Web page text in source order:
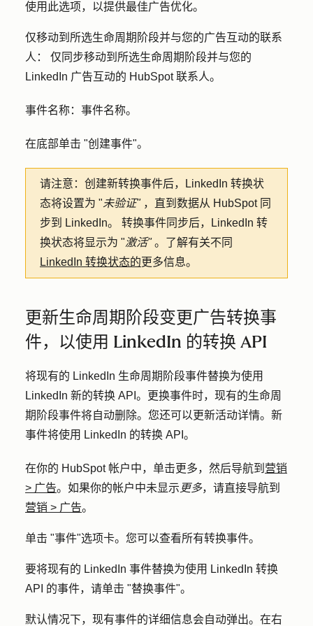
使用此选项，以提供最佳广告优化。
仅移动到所选生命周期阶段并与您的广告互动的联系
人： 仅同步移动到所选生命周期阶段并与您的
LinkedIn 广告互动的 HubSpot 联系人。
事件名称： 事件名称。
在底部单击 "创建事件"。
请注意： 创建新转换事件后，LinkedIn 转换状
态将设置为 "未验证" ，直到数据从 HubSpot 同
步到 LinkedIn。 转换事件同步后，LinkedIn 转
换状态将显示为 "激活"。了解有关不同
LinkedIn 转换状态的更多信息。
更新生命周期阶段变更广告转换事
件，以使用 LinkedIn 的转换 API
将现有的 LinkedIn 生命周期阶段事件替换为使用
LinkedIn 新的转换 API。更换事件时，现有的生命周
期阶段事件将自动删除。您还可以更新活动详情。新
事件将使用 LinkedIn 的转换 API。
在你的 HubSpot 帐户中，单击更多，然后导航到 营销
> 广告。如果你的帐户中未显示 更多，请直接导航到
营销 > 广告。
单击 "事件"选项卡。您可以查看所有转换事件。
要将现有的 LinkedIn 事件替换为使用 LinkedIn 转换
API 的事件，请单击 "替换事件"。
默认情况下，现有事件的详细信息会自动弹出。在右